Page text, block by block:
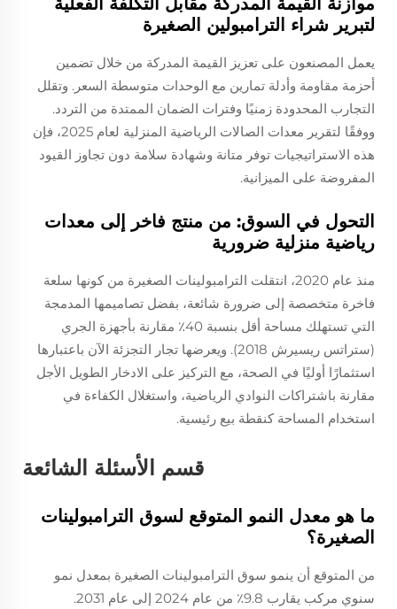
لتبرير شراء الترامبولين الصغيرة
يعمل المصنعون على تعزيز القيمة المدركة من خلال تضمين
أحزمة مقاومة وأدلة تمارين مع الوحدات متوسطة السعر. وتقلل
التجارب المحدودة زمنيًا وفترات الضمان الممتدة من التردد.
ووفقًا لتقرير معدات الصالات الرياضية المنزلية لعام 2025، فإن
هذه الاستراتيجيات توفر متانة وشهادة سلامة دون تجاوز القيود
المفروضة على الميزانية.
التحول في السوق: من منتج فاخر إلى معدات
رياضية منزلية ضرورية
منذ عام 2020، انتقلت الترامبولينات الصغيرة من كونها سلعة
فاخرة متخصصة إلى ضرورة شائعة، بفضل تصاميمها المدمجة
التي تستهلك مساحة أقل بنسبة 40٪ مقارنة بأجهزة الجري
(ستراتس ريسيرش 2018). ويعرضها تجار التجزئة الآن باعتبارها
استثمارًا أوليًا في الصحة، مع التركيز على الادخار الطويل الأجل
مقارنة باشتراكات النوادي الرياضية، واستغلال الكفاءة في
استخدام المساحة كنقطة بيع رئيسية.
قسم الأسئلة الشائعة
ما هو معدل النمو المتوقع لسوق الترامبولينات
الصغيرة؟
من المتوقع أن ينمو سوق الترامبولينات الصغيرة بمعدل نمو
سنوي مركب يقارب 9.8٪ من عام 2024 إلى عام 2031.